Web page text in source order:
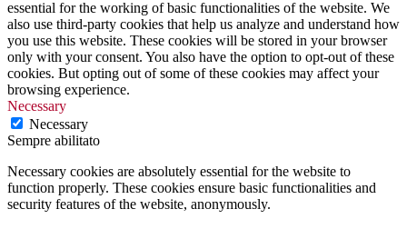
essential for the working of basic functionalities of the website. We
also use third-party cookies that help us analyze and understand how
you use this website. These cookies will be stored in your browser
only with your consent. You also have the option to opt-out of these
cookies. But opting out of some of these cookies may affect your
browsing experience.
Necessary
Necessary
Sempre abilitato
Necessary cookies are absolutely essential for the website to
function properly. These cookies ensure basic functionalities and
security features of the website, anonymously.